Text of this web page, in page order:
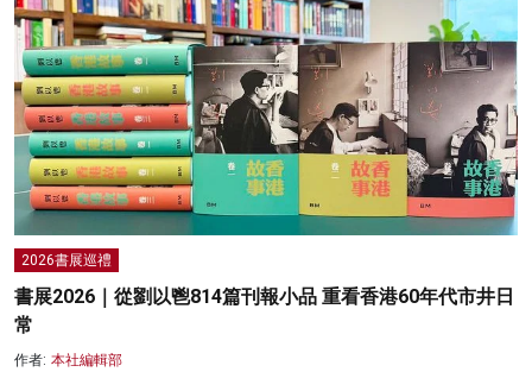
2026書展巡禮
書展2026｜從劉以鬯814篇刊報小品 重看香港60年代市井日
常
作者: 本社編輯部